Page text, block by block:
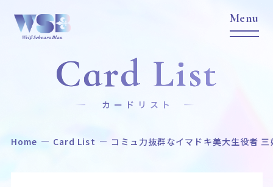
Home News
Card List
カードリスト
Home Card List コミュ力抜群なイマドキ美大生役者 三